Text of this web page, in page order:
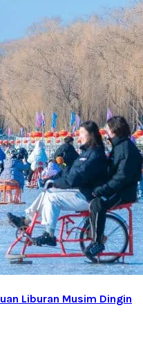
Liburan Musim Dingin